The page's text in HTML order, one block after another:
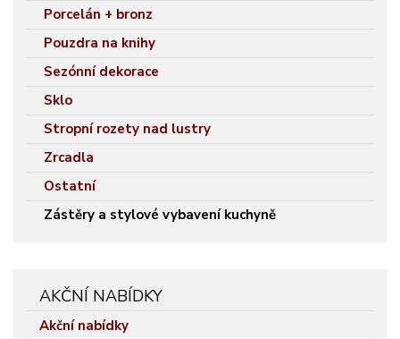
Porcelán + bronz
Pouzdra na knihy
Sezónní dekorace
Sklo
Stropní rozety nad lustry
Zrcadla
Ostatní
Zástěry a stylové vybavení kuchyně
AKČNÍ NABÍDKY
Akční nabídky